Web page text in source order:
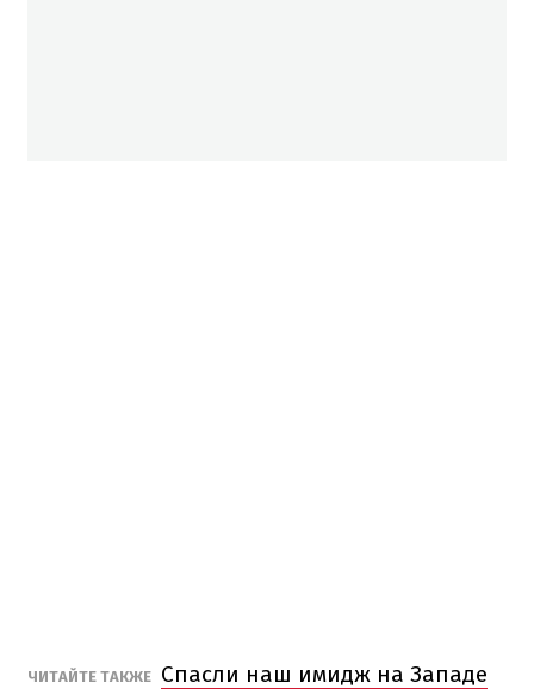
ЧИТАЙТЕ ТАКЖЕ Спасли наш имидж на Западе